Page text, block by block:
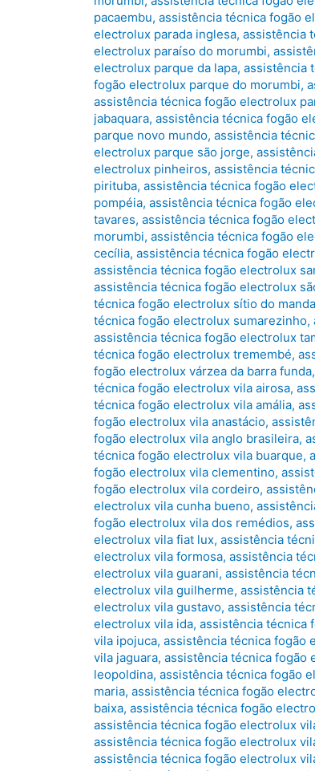
pacaembu, assistência técnica fogão
electrolux parada inglesa, assistência
electrolux paraíso do morumbi,
electrolux parque da lapa, assistência
fogão electrolux parque do morumbi,
assistência técnica fogão electrolux
jabaquara, assistência técnica fogão
parque novo mundo, assistência
electrolux parque são jorge,
electrolux pinheiros, assistência
pirituba, assistência técnica fogão
pompéia, assistência técnica fogão
tavares, assistência técnica fogão
morumbi, assistência técnica fogão
cecília, assistência técnica fogão
assistência técnica fogão electrolux
assistência técnica fogão electrolux
técnica fogão electrolux sítio do
técnica fogão electrolux sumarezinho,
assistência técnica fogão electrolux
técnica fogão electrolux tremembé,
fogão electrolux várzea da barra funda,
técnica fogão electrolux vila airosa,
técnica fogão electrolux vila amália,
fogão electrolux vila anastácio,
fogão electrolux vila anglo brasileira,
técnica fogão electrolux vila buarque,
fogão electrolux vila clementino,
fogão electrolux vila cordeiro,
electrolux vila cunha bueno,
fogão electrolux vila dos remédios,
electrolux vila fiat lux, assistência
electrolux vila formosa, assistência
electrolux vila guarani, assistência
electrolux vila guilherme, assistência
electrolux vila gustavo, assistência
electrolux vila ida, assistência técnica
vila ipojuca, assistência técnica fogão
vila jaguara, assistência técnica fogão
leopoldina, assistência técnica fogão
maria, assistência técnica fogão
baixa, assistência técnica fogão
assistência técnica fogão electrolux
assistência técnica fogão electrolux
assistência técnica fogão electrolux